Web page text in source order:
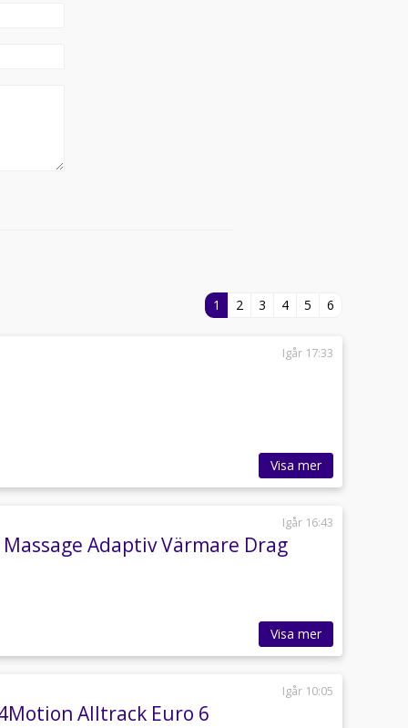
1 2 3 4 5 6
Igår 17:33
Visa mer
Igår 16:43
Adaptiv Värmare Drag
Visa mer
Igår 10:05
Alltrack Euro 6